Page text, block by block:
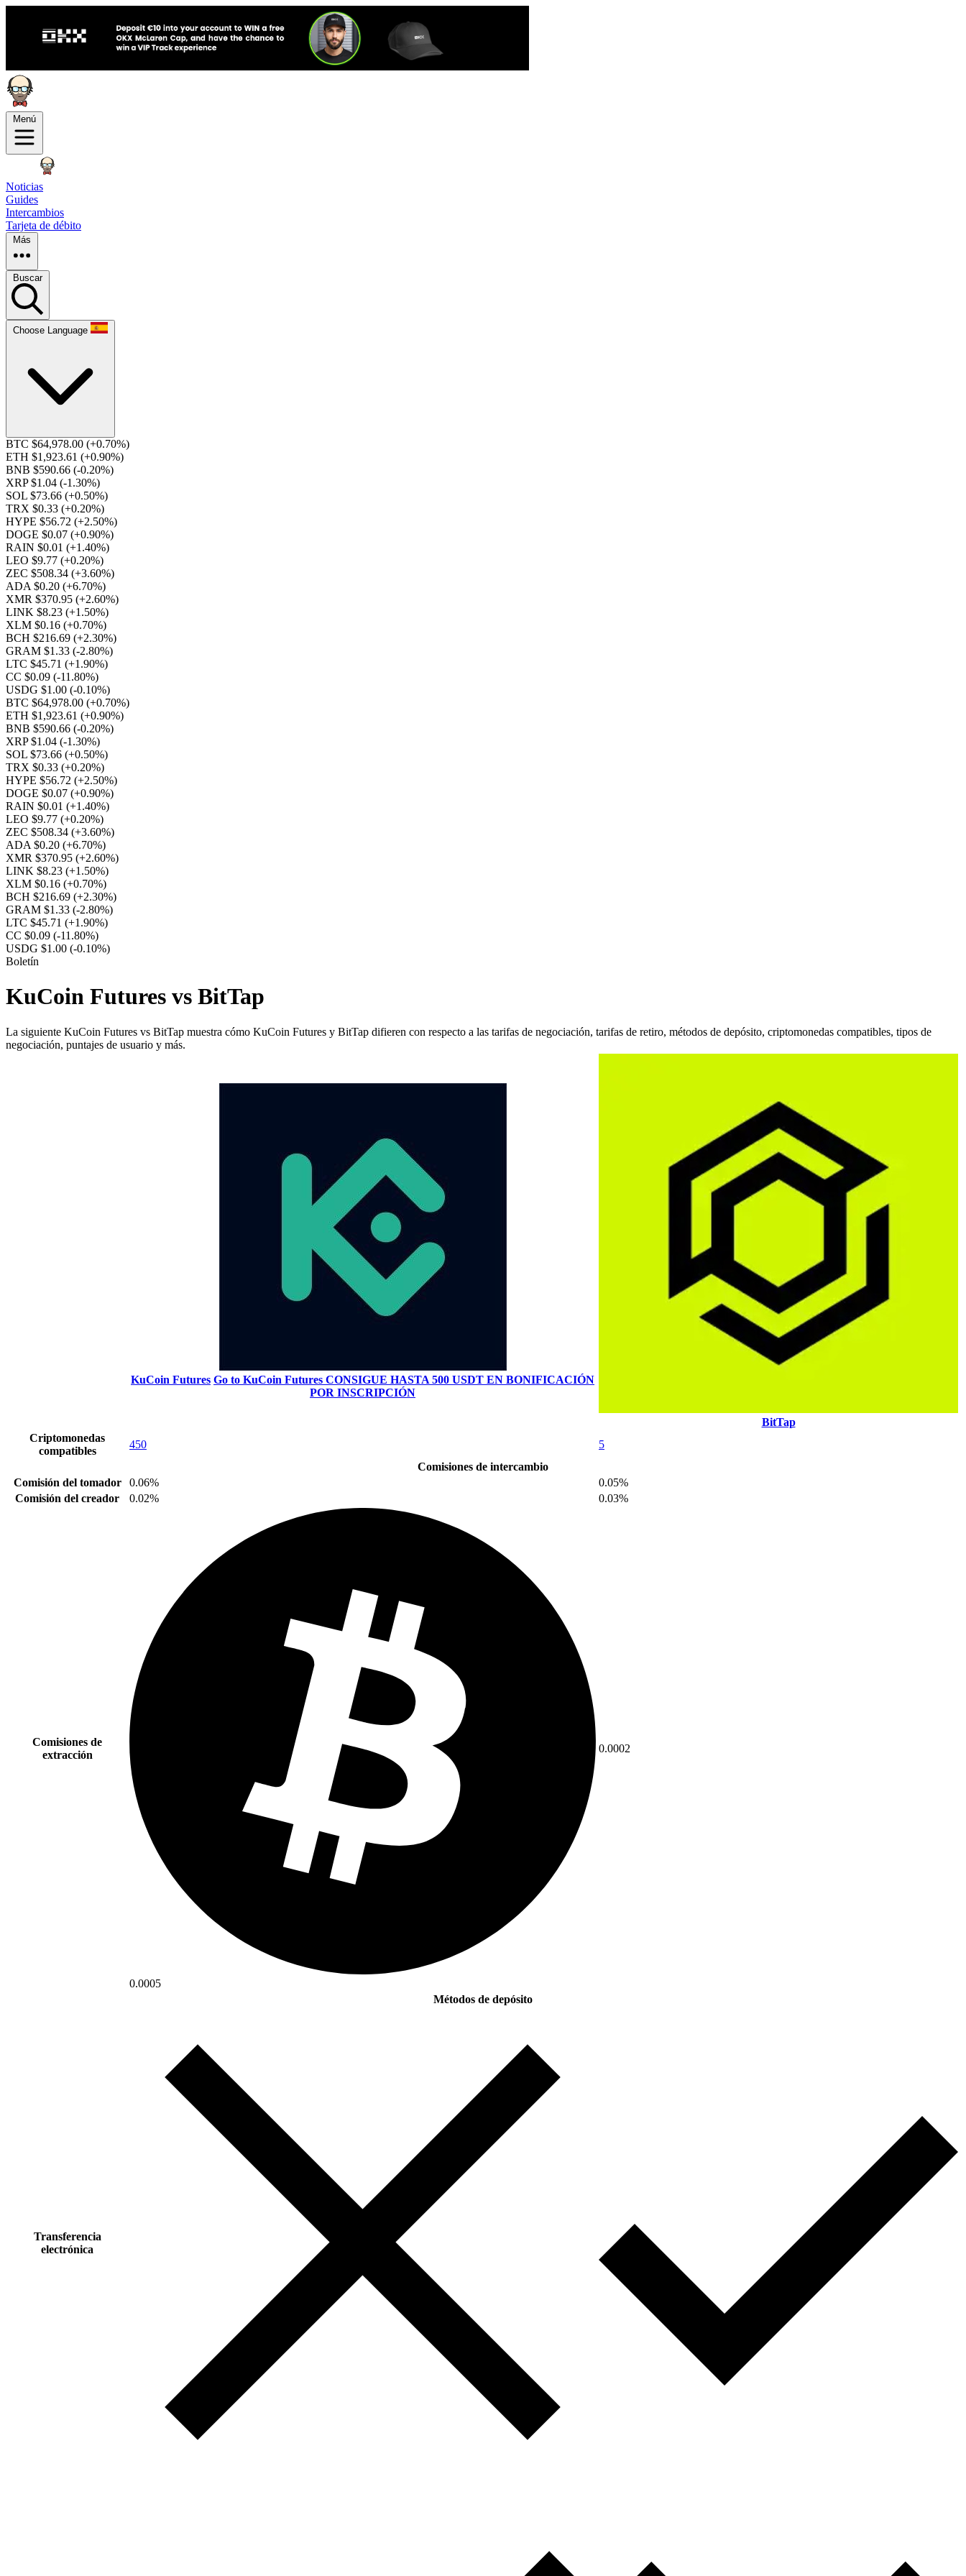
Menú
Noticias
Guides
Intercambios
Tarjeta de débito
Más
Buscar
Choose Language
BTC $64,978.00 (+0.70%)
ETH $1,923.61 (+0.90%)
BNB $590.66 (-0.20%)
XRP $1.04 (-1.30%)
SOL $73.66 (+0.50%)
TRX $0.33 (+0.20%)
HYPE $56.72 (+2.50%)
DOGE $0.07 (+0.90%)
RAIN $0.01 (+1.40%)
LEO $9.77 (+0.20%)
ZEC $508.34 (+3.60%)
ADA $0.20 (+6.70%)
XMR $370.95 (+2.60%)
LINK $8.23 (+1.50%)
XLM $0.16 (+0.70%)
BCH $216.69 (+2.30%)
GRAM $1.33 (-2.80%)
LTC $45.71 (+1.90%)
CC $0.09 (-11.80%)
USDG $1.00 (-0.10%)
BTC $64,978.00 (+0.70%)
ETH $1,923.61 (+0.90%)
BNB $590.66 (-0.20%)
XRP $1.04 (-1.30%)
SOL $73.66 (+0.50%)
TRX $0.33 (+0.20%)
HYPE $56.72 (+2.50%)
DOGE $0.07 (+0.90%)
RAIN $0.01 (+1.40%)
LEO $9.77 (+0.20%)
ZEC $508.34 (+3.60%)
ADA $0.20 (+6.70%)
XMR $370.95 (+2.60%)
LINK $8.23 (+1.50%)
XLM $0.16 (+0.70%)
BCH $216.69 (+2.30%)
GRAM $1.33 (-2.80%)
LTC $45.71 (+1.90%)
CC $0.09 (-11.80%)
USDG $1.00 (-0.10%)
Boletín
KuCoin Futures vs BitTap
La siguiente KuCoin Futures vs BitTap muestra cómo KuCoin Futures y BitTap difieren con respecto a las tarifas de negociación, tarifas de retiro, métodos de depósito, criptomonedas compatibles, tipos de
negociación, puntajes de usuario y más.
KuCoin Futures Go to KuCoin Futures CONSIGUE HASTA 500 USDT EN BONIFICACIÓN
POR INSCRIPCIÓN
BitTap
Criptomonedas
compatibles
450
5
Comisiones de intercambio
Comisión del tomador
0.06%
0.05%
Comisión del creador
0.02% 0.03%
Comisiones de
extracción
0.0005
0.0002
Métodos de depósito
Transferencia
electrónica